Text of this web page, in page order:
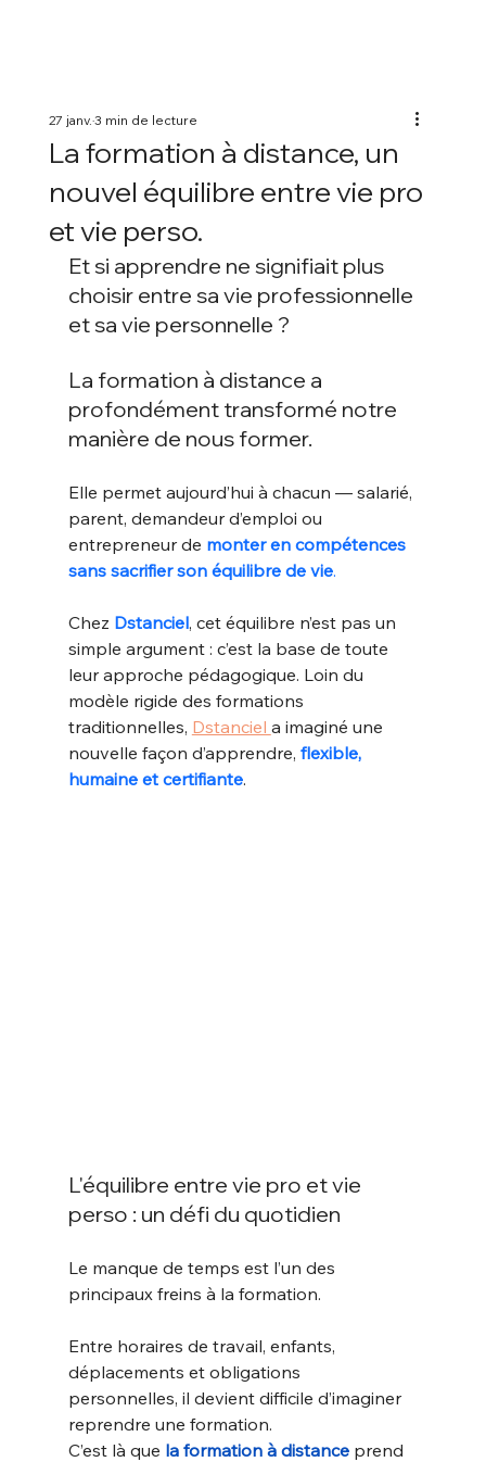
La formation à distance, un
nouvel équilibre entre vie pro
et vie perso.
27 janv.3 min de lecture
Et si apprendre ne signifiait plus
choisir entre sa vie professionnelle
et sa vie personnelle ?
La formation à distance a
profondément transformé notre
manière de nous former.
Elle permet aujourd’hui à chacun — salarié,
parent, demandeur d’emploi ou
entrepreneur de monter en compétences
sans sacrifier son équilibre de vie.
Chez Dstanciel, cet équilibre n’est pas un
simple argument : c’est la base de toute
leur approche pédagogique. Loin du
modèle rigide des formations
traditionnelles, Dstanciel a imaginé une
nouvelle façon d’apprendre, flexible,
humaine et certifiante.
L'équilibre entre vie pro et vie
perso : un défi du quotidien
Le manque de temps est l’un des
principaux freins à la formation.
Entre horaires de travail, enfants,
déplacements et obligations
personnelles, il devient difficile d’imaginer
reprendre une formation.
C’est là que la formation à distance prend